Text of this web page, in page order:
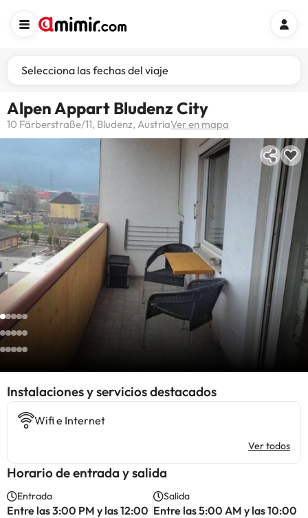
Selecciona las fechas del viaje
Alpen Appart Bludenz City
10 Färberstraße/11, Bludenz, AustriaVer en mapa
Instalaciones y servicios destacados
Wifi e Internet
Ver todos
Horario de entrada y salida
Entrada
Entre las 3:00 PM y las 12:00
Salida
Entre las 5:00 AM y las 10:00